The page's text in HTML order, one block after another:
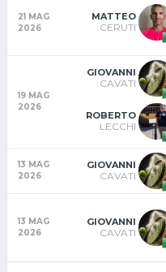
21 MAG
2026
MATTEO
CERUTI
19 MAG
2026
GIOVANNI
CAVATI
ROBERTO
LECCHI
13 MAG
2026
GIOVANNI
CAVATI
13 MAG
2026
GIOVANNI
CAVATI